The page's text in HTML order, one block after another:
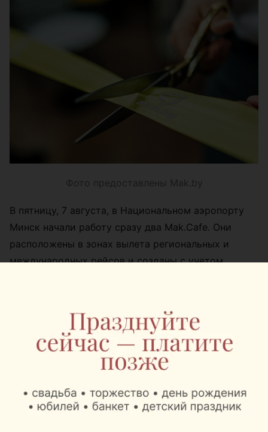
Фото предоставлены Mak.by
В пятницу, 7 августа, в Национальном аэропорту
Минск начали работу сразу два Mak.Cafe. Они
расположены в зонах вылета региональных и
международных рейсов и созданы с учетом